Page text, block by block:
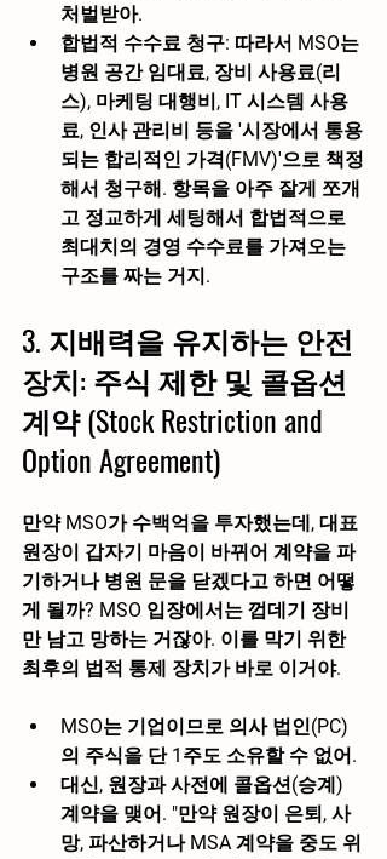
처벌받아.
합법적 수수료 청구: 따라서 MSO는
병원 공간 임대료, 장비 사용료(리
스), 마케팅 대행비, IT 시스템 사용
료, 인사 관리비 등을 '시장에서 통용
되는 합리적인 가격(FMV)'으로 책정
해서 청구해. 항목을 아주 잘게 쪼개
고 정교하게 세팅해서 합법적으로
최대치의 경영 수수료를 가져오는
구조를 짜는 거지.
3. 지배력을 유지하는 안전
장치: 주식 제한 및 콜옵션
계약 (Stock Restriction and
Option Agreement)
만약 MSO가 수백억을 투자했는데, 대표
원장이 갑자기 마음이 바뀌어 계약을 파
기하거나 병원 문을 닫겠다고 하면 어떻
게 될까? MSO 입장에서는 껍데기 장비
만 남고 망하는 거잖아. 이를 막기 위한
최후의 법적 통제 장치가 바로 이거야.
MSO는 기업이므로 의사 법인(PC)
의 주식을 단 1주도 소유할 수 없어.
대신, 원장과 사전에 콜옵션(승계)
계약을 맺어. "만약 원장이 은퇴, 사
망, 파산하거나 MSA 계약을 중도 위